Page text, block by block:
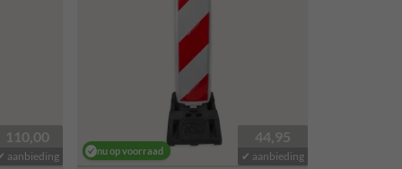
110,00
aanbieding nu op voorraad
44,95
✔ aanbieding